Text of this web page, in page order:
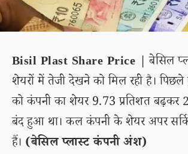
Bisil Plast Share Price | बेसिल
शेयरों में तेजी देखने को मिल रही है। पिछले
को कंपनी का शेयर 9.73 प्रतिशत बढ़कर
बंद हुआ था। कल कंपनी के शेयर अपर
हैं। (बेसिल प्लास्ट कंपनी अंश)